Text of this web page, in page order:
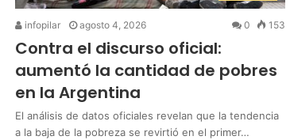
infopilar agosto 4, 2026 0 153
Contra el discurso oficial:
aumentó la cantidad de pobres
en la Argentina
El análisis de datos oficiales revelan que la tendencia
a la baja de la pobreza se revirtió en el primer…